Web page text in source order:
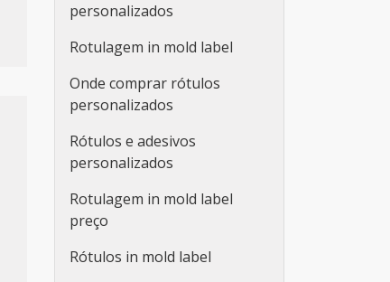
personalizados
Rotulagem in mold label
Onde comprar rótulos
personalizados
Rótulos e adesivos
personalizados
Rotulagem in mold label
preço
Rótulos in mold label